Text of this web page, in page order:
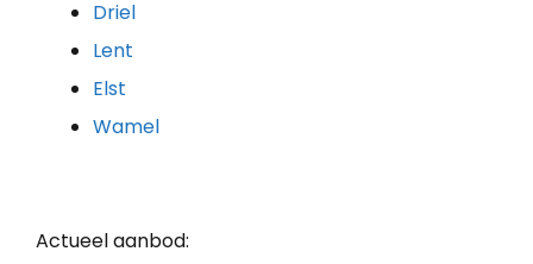
Driel
Lent
Elst
Wamel
Actueel aanbod: